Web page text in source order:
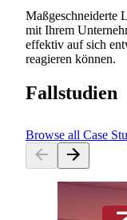
Maßgeschneiderte
mit Ihrem
effektiv auf sich
reagieren können.
Fallstudien
Browse all Case